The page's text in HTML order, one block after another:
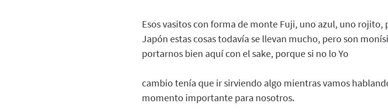
Esos vasitos con forma de monte Fuji, uno azul, uno rojito,
Japón estas cosas todavía se llevan mucho, pero son
portarnos bien aquí con el sake, porque si no lo Yo
cambio tenía que ir sirviendo algo mientras vamos
momento importante para nosotros.